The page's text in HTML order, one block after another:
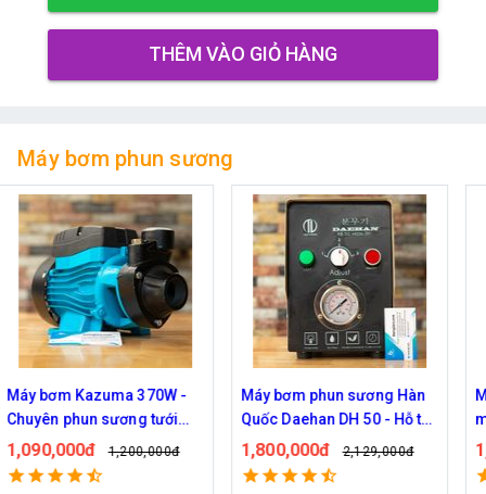
THÊM VÀO GIỎ HÀNG
Máy bơm phun sương
Máy bơm phun sương Hàn
Quốc Daehan DH 50 - Hỗ trợ
từ 30 đến 50 béc phun
1,800,000đ 2,129,000đ
Máy bơm phun sương làm
mát công suât lớn Hawin
FOG-2703 hỗ trợ 70 đầu
phun
1,950,000đ 2,219,000đ